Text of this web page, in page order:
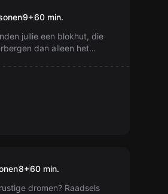
9+60 min.
jullie een blokhut, die
dan alleen het
8+60 min.
dromen? Raadsels